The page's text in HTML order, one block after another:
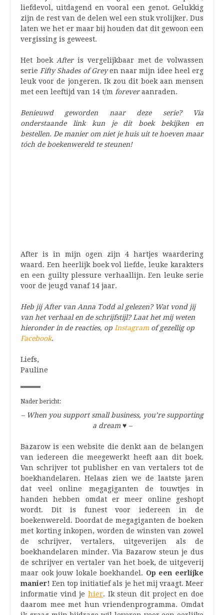
liefdevol, uitdagend en vooral een genot. Gelukkig
zijn de rest van de delen wel een stuk vrolijker. Dus
laten we het er maar bij houden dat dit gewoon een
vergissing is geweest.
Het boek Afteris vergelijkbaar met de volwassen
serie Fifty Shades of Greyen naar mijn idee heel erg
leuk voor de jongeren. Ik zou dit boek aan mensen
met een leeftijd van 14 t/m foreveraanraden.
Benieuwd geworden naar deze serie? Via
onderstaande link kun je dit boek bekijken en
bestellen. De manier om niet je huis uit te hoeven maar
tóch de boekenwereld te steunen!
After is in mijn ogen zijn 4 hartjes waardering
waard. Een heerlijk boek vol liefde, leuke karakters
en een guilty plessure verhaallijn. Een leuke serie
voor de jeugd vanaf 14 jaar.
Heb jij After van Anna Todd al gelezen? Wat vond jij
van het verhaal en de schrijfstijl? Laat het mij weten
hieronder in de reacties, op Instagram of gezellig op
Facebook.
Liefs,
Pauline
Nader bericht:
– When you support small business, you’re supporting
a dream ♥ –
Bazarow is een website die denkt aan de belangen
van iedereen die meegewerkt heeft aan dit boek.
Van schrijver tot publisher en van vertalers tot de
boekhandelaren. Helaas zien we de laatste jaren
dat veel online megagiganten de touwtjes in
handen hebben omdat er meer online geshopt
wordt. Dit is funest voor iedereen in de
boekenwereld. Doordat de megagiganten de boeken
met korting inkopen, worden de winsten van zowel
de schrijver, vertalers, uitgeverijen als de
boekhandelaren minder. Via Bazarow steun je dus
de schrijver en vertaler van het boek, de uitgeverij
maar ook jouw lokale boekhandel. Op een eerlijke
manier! Een top initiatief als je het mij vraagt. Meer
informatie vind je hier. Ik steun dit project en doe
daarom mee met hun vriendenprogramma. Omdat